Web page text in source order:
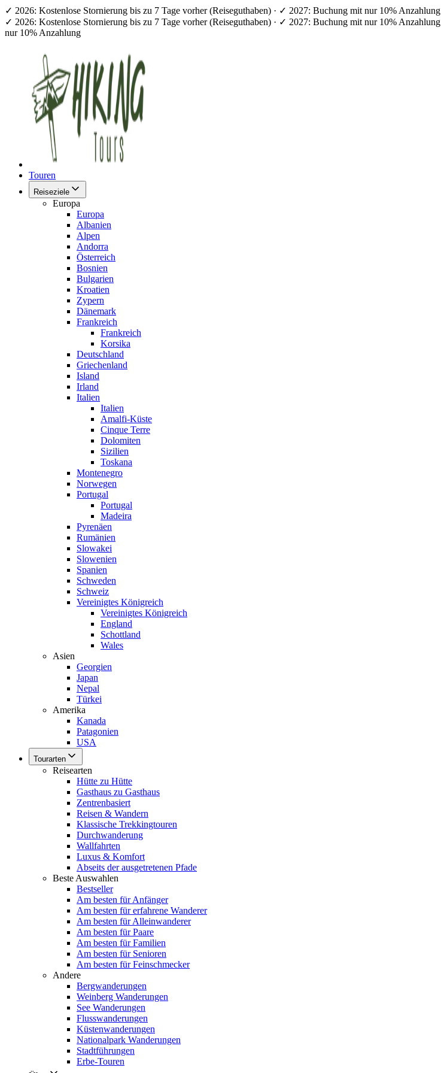
✓ 2026: Kostenlose Stornierung bis zu 7 Tage vorher (Reiseguthaben) · ✓ 2027: Buchung mit nur 10% Anzahlung
✓ 2026: Kostenlose Stornierung bis zu 7 Tage vorher (Reiseguthaben) · ✓ 2027: Buchung mit nur 10% Anzahlung
nur 10% Anzahlung
Touren
Reiseziele
Europa
Europa
Albanien
Alpen
Andorra
Österreich
Bosnien
Bulgarien
Kroatien
Zypern
Dänemark
Frankreich
Frankreich
Korsika
Deutschland
Griechenland
Island
Irland
Italien
Italien
Amalfi-Küste
Cinque Terre
Dolomiten
Sizilien
Toskana
Montenegro
Norwegen
Portugal
Portugal
Madeira
Pyrenäen
Rumänien
Slowakei
Slowenien
Spanien
Schweden
Schweiz
Vereinigtes Königreich
Vereinigtes Königreich
England
Schottland
Wales
Asien
Georgien
Japan
Nepal
Türkei
Amerika
Kanada
Patagonien
USA
Tourarten
Reisearten
Hütte zu Hütte
Gasthaus zu Gasthaus
Zentrenbasiert
Reisen & Wandern
Klassische Trekkingtouren
Durchwanderung
Wallfahrten
Luxus & Komfort
Abseits der ausgetretenen Pfade
Beste Auswahlen
Bestseller
Am besten für Anfänger
Am besten für erfahrene Wanderer
Am besten für Alleinwanderer
Am besten für Paare
Am besten für Familien
Am besten für Senioren
Am besten für Feinschmecker
Andere
Bergwanderungen
Weinberg Wanderungen
See Wanderungen
Flusswanderungen
Küstenwanderungen
Nationalpark Wanderungen
Stadtführungen
Erbe-Touren